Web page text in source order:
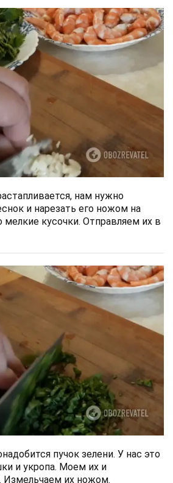
нам нужно
и нарезать его ножом на
мелкие кусочки. Отправляем их в
пучок зелени. У нас это
и укропа. Моем их и
Измельчаем их ножом.